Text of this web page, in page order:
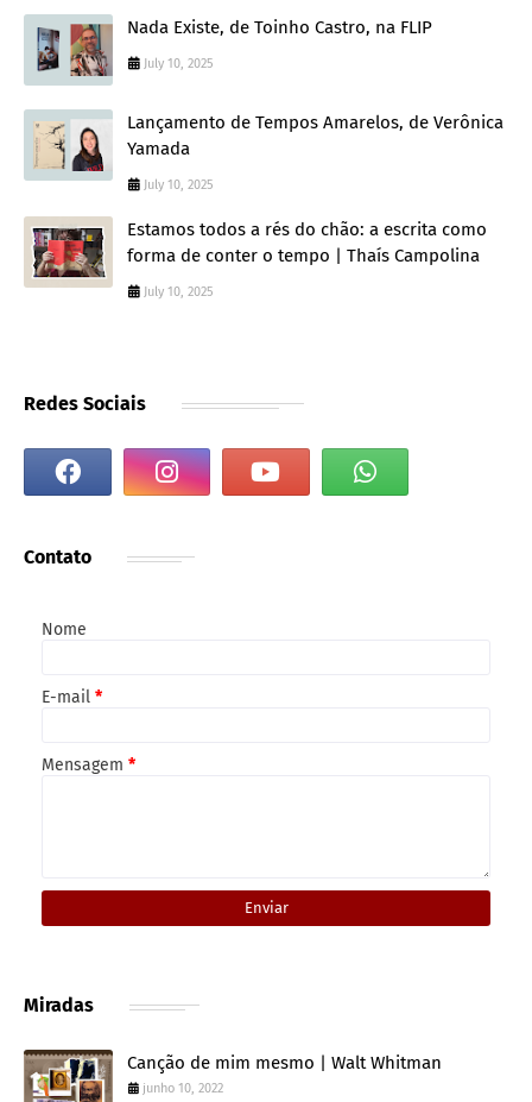
Nada Existe, de Toinho Castro, na FLIP
July 10, 2025
Lançamento de Tempos Amarelos, de Verônica
Yamada
July 10, 2025
Estamos todos a rés do chão: a escrita como
forma de conter o tempo | Thaís Campolina
July 10, 2025
Redes Sociais
Contato
Nome
E-mail *
Mensagem *
Miradas
Canção de mim mesmo | Walt Whitman
junho 10, 2022